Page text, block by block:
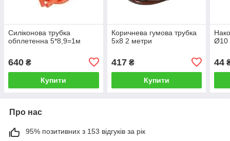
Силіконова трубка
обплетенна 5*8,9=1м
640 ₴
Купити
Коричнева гумова трубка
5x8 2 метри
417₴
Купити
Ø10
44
Про нас
95% позитивних з 153 відгуків за рік